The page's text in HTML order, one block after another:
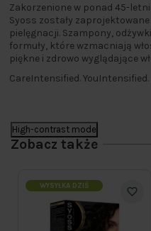
Zakorzenione w ponad 45-
Syoss zostały
pielęgnacji. Szampony,
formuły, które wzmacniają
piękne i zdrowo wyglądające
CareIntensified. YouIntensified.
High-contrast mode
Zobacz także
WYSYŁKA DZIŚ